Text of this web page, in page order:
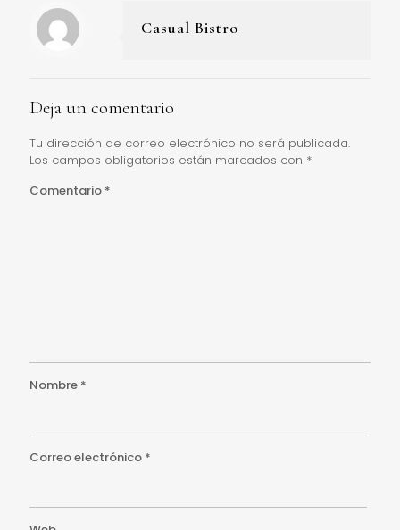
Casual Bistro
Deja un comentario
Tu dirección de correo electrónico no será publicada.
Los campos obligatorios están marcados con *
Comentario *
Nombre *
Correo electrónico *